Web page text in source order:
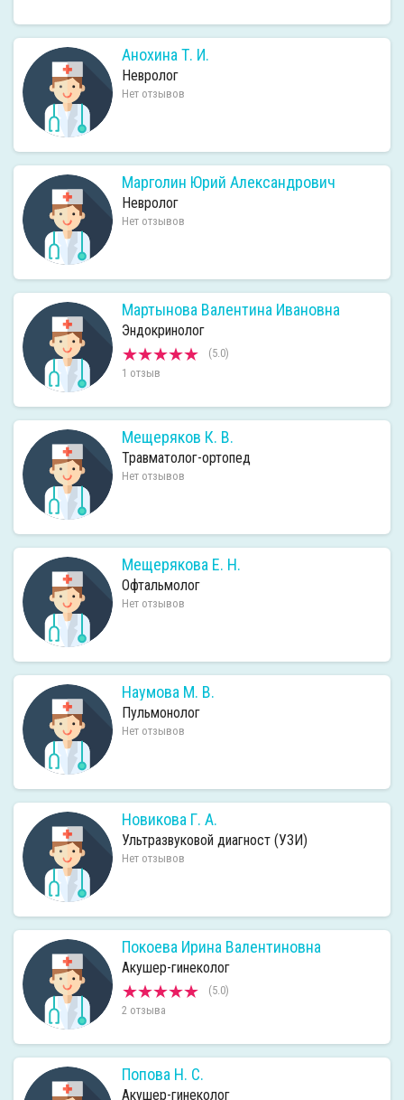
Анохина Т. И.
Невролог
Нет отзывов
Марголин Юрий Александрович
Невролог
Нет отзывов
Мартынова Валентина Ивановна
Эндокринолог
(5.0)
1 отзыв
Мещеряков К. В.
Травматолог-ортопед
Нет отзывов
Мещерякова Е. Н.
Офтальмолог
Нет отзывов
Наумова М. В.
Пульмонолог
Нет отзывов
Новикова Г. А.
Ультразвуковой диагност (УЗИ)
Нет отзывов
Покоева Ирина Валентиновна
Акушер-гинеколог
(5.0)
2 отзыва
Попова Н. С.
Акушер-гинеколог